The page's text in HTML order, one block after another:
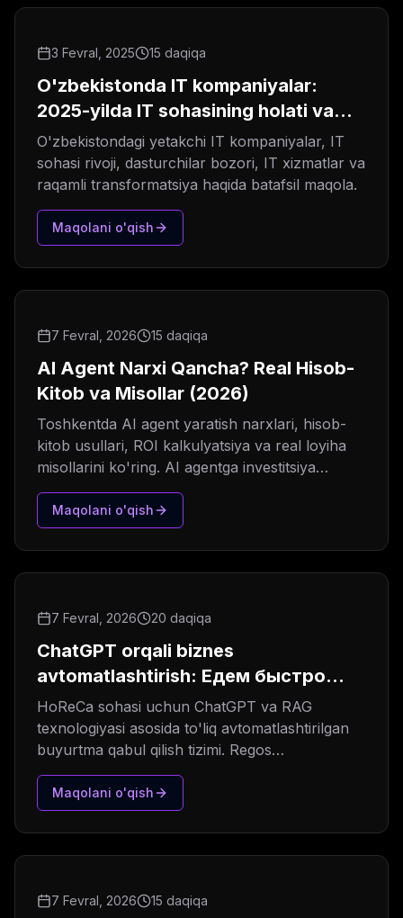
3 Fevral, 2025 15 daqiqa
O'zbekistonda IT kompaniyalar:
2025-yilda IT sohasining holati va
istiqbollari
O'zbekistondagi yetakchi IT kompaniyalar, IT
sohasi rivoji, dasturchilar bozori, IT xizmatlar va
raqamli transformatsiya haqida batafsil maqola.
Maqolani o'qish
7 Fevral, 2026 15 daqiqa
AI Agent Narxi Qancha? Real Hisob-
Kitob va Misollar (2026)
Toshkentda AI agent yaratish narxlari, hisob-
kitob usullari, ROI kalkulyatsiya va real loyiha
misollarini ko'ring. AI agentga investitsiya
qaytimi.
Maqolani o'qish
7 Fevral, 2026 20 daqiqa
ChatGPT orqali biznes
avtomatlashtirish: Едем быстро
Case Study
HoReCa sohasi uchun ChatGPT va RAG
texnologiyasi asosida to'liq avtomatlashtirilgan
buyurtma qabul qilish tizimi. Regos
integratsiyasi, real natijalar.
Maqolani o'qish
7 Fevral, 2026 15 daqiqa